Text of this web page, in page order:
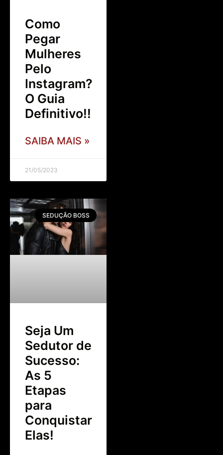
Como
Pegar
Mulheres
Pelo
Instagram?
O Guia
Definitivo!!
SAIBA MAIS »
21/05/2023
SEDUÇÃO BOSS
Seja Um
Sedutor de
Sucesso:
As 5
Etapas
para
Conquistar
Elas!